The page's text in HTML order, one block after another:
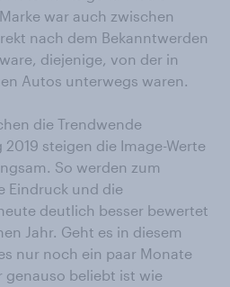
war auch zwischen
nach dem Bekanntwerden
diejenige, von der in
Autos unterwegs waren.
die Trendwende
steigen die Image-Werte
So werden zum
Eindruck und die
deutlich besser bewertet
Jahr. Geht es in diesem
nur noch ein paar Monate
genauso beliebt ist wie